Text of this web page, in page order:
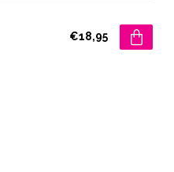
€18,95